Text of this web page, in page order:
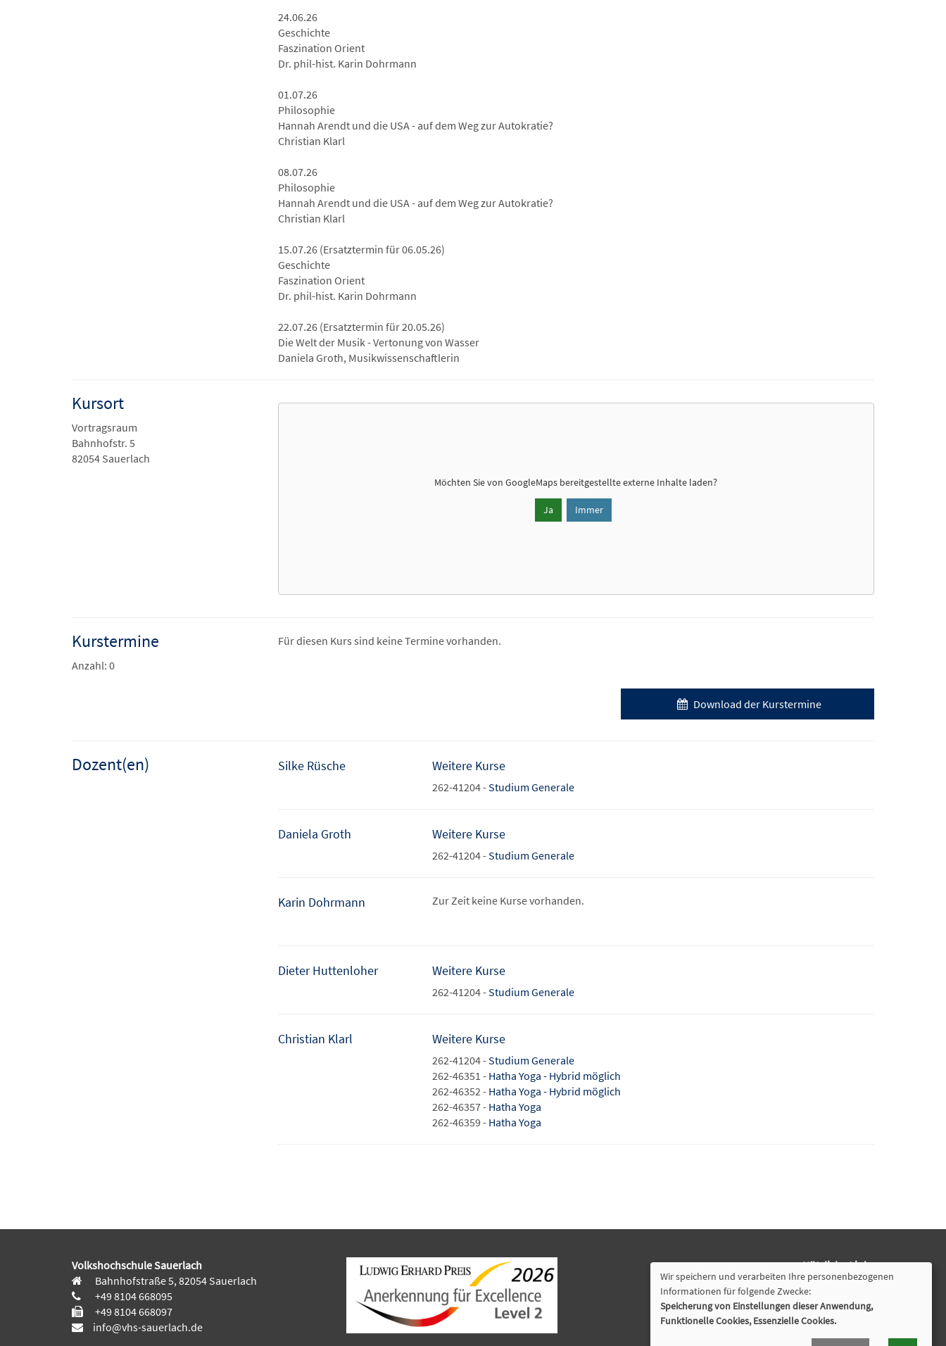
24.06.26
Geschichte
Faszination Orient
Dr. phil-hist. Karin Dohrmann
01.07.26
Philosophie
Hannah Arendt und die USA - auf dem Weg zur Autokratie?
Christian Klarl
08.07.26
Philosophie
Hannah Arendt und die USA - auf dem Weg zur Autokratie?
Christian Klarl
15.07.26 (Ersatztermin für 06.05.26)
Geschichte
Faszination Orient
Dr. phil-hist. Karin Dohrmann
22.07.26 (Ersatztermin für 20.05.26)
Die Welt der Musik - Vertonung von Wasser
Daniela Groth, Musikwissenschaftlerin
Kursort
Vortragsraum
Bahnhofstr. 5
82054 Sauerlach
Möchten Sie vonGoogleMaps bereitgestellte externe Inhalte laden?
Ja Immer
Kurstermine
Anzahl: 0
Für diesen Kurs sind keine Termine vorhanden.
Download der Kurstermine
Dozent(en) Silke Rüsche Weitere Kurse
262-41204 -Studium Generale
Daniela Groth Weitere Kurse
262-41204 -Studium Generale
Karin Dohrmann Zur Zeit keine Kurse vorhanden.
Dieter Huttenloher Weitere Kurse
262-41204 -Studium Generale
Christian Klarl Weitere Kurse
262-41204 -Studium Generale
262-46351 - Hatha Yoga - Hybrid möglich
262-46352 - Hatha Yoga - Hybrid möglich
262-46357 - Hatha Yoga
262-46359 - Hatha Yoga
Volkshochschule Sauerlach
Bahnhofstraße 5, 82054 Sauerlach
+49 8104 668095
+49 8104 668097
info@vhs-sauerlach.de
Nützliche Links
Öffnungszeiten
Cookie Einstellungen
Wir speichern und verarbeiten Ihre personenbezogenen
Informationen für folgende Zwecke:
Speicherung von Einstellungen dieser Anwendung,
Funktionelle Cookies, Essenzielle Cookies.